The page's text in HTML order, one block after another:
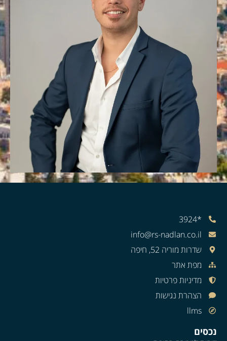
*3924
info@rs-nadlan.co.il
שדרות מוריה 52, חיפה
מפת אתר
מדיניות פרטיות
הצהרת נגישות
llms
נכסים